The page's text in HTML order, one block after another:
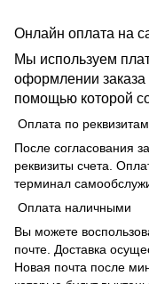
Онлайн оплата на
Мы используем
оформлении заказа
помощью которой
Оплата по реквизитам
После согласования
реквизиты счета.
терминал
Оплата наличными
Вы можете
почте. Доставка
Новая почта после